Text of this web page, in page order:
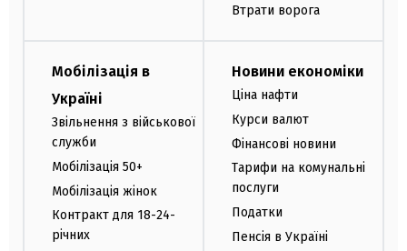
Втрати ворога
Мобілізація в
Україні
Звільнення з військової
служби
Мобілізація 50+
Мобілізація жінок
Контракт для 18-24-
річних
Новини економіки
Ціна нафти
Курси валют
Фінансові новини
Тарифи на комунальні
послуги
Податки
Пенсія в Україні